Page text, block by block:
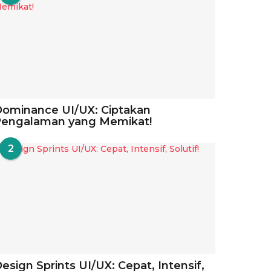
UI/UX: Ciptakan
yang Memikat!
2
Sprints UI/UX: Cepat, Intensif,